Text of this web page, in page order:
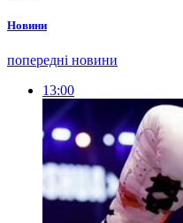
Новини
попередні новини
13:00